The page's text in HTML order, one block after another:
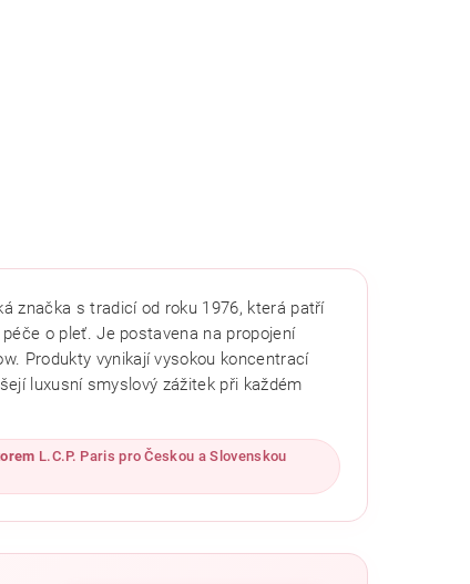
značka s tradicí od roku 1976, která patří
o pleť. Je postavena na propojení
Produkty vynikají vysokou koncentrací
luxusní smyslový zážitek při každém
L.C.P. Paris pro Českou a Slovenskou